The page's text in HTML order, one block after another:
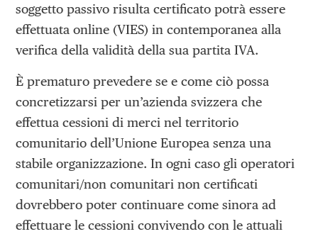
soggetto passivo risulta certificato potrà essere
effettuata online (VIES) in contemporanea alla
verifica della validità della sua partita IVA.
È prematuro prevedere se e come ciò possa
concretizzarsi per un’azienda svizzera che
effettua cessioni di merci nel territorio
comunitario dell’Unione Europea senza una
stabile organizzazione. In ogni caso gli operatori
comunitari/non comunitari non certificati
dovrebbero poter continuare come sinora ad
effettuare le cessioni convivendo con le attuali